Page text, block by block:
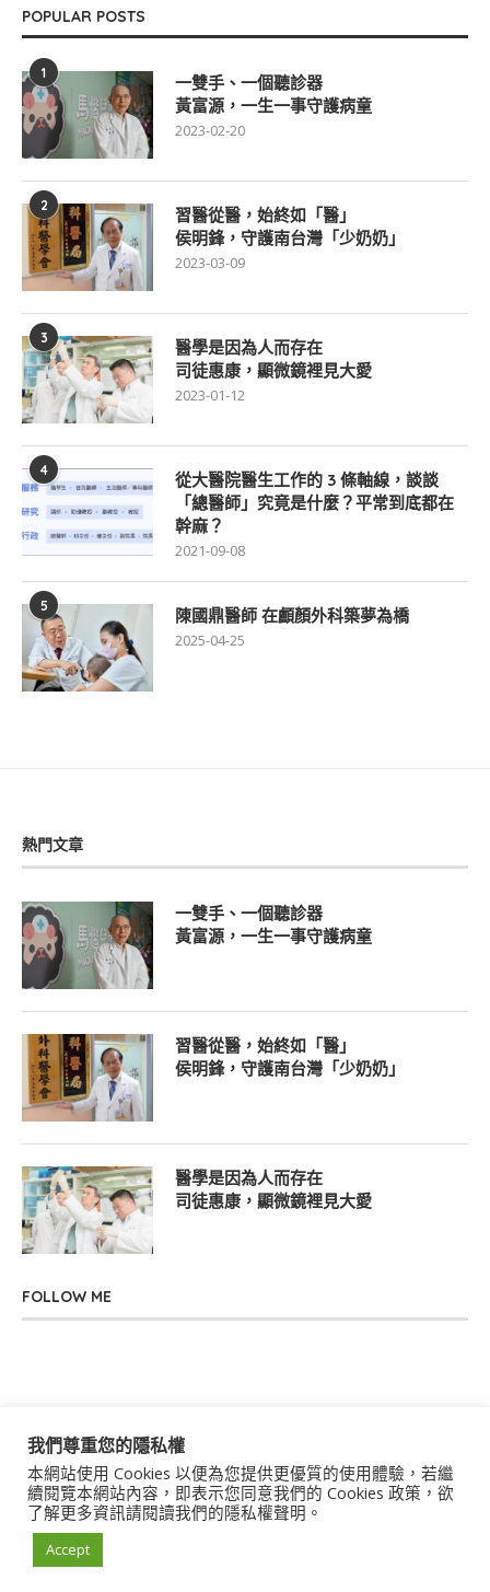
POPULAR POSTS
1
一雙手、一個聽診器
黃富源，一生一事守護病童
2023-02-20
2
習醫從醫，始終如「醫」
侯明鋒，守護南台灣「少奶奶」
2023-03-09
3
醫學是因為人而存在
司徒惠康，顯微鏡裡見大愛
2023-01-12
4
從大醫院醫生工作的 3 條軸線，談談
「總醫師」究竟是什麼？平常到底都在
幹麻？
2021-09-08
5 陳國鼎醫師 在顱顏外科築夢為橋
2025-04-25
熱門文章
一雙手、一個聽診器
黃富源，一生一事守護病童
習醫從醫，始終如「醫」
侯明鋒，守護南台灣「少奶奶」
醫學是因為人而存在
司徒惠康，顯微鏡裡見大愛
FOLLOW ME
關於我們 聯絡我們 服務條款 隱私權政策
著作權聲明 作者群
我們尊重您的隱私權
本網站使用 Cookies 以便為您提供更優質的使用體驗，若繼
續閱覽本網站內容，即表示您同意我們的 Cookies 政策，欲
了解更多資訊請閱讀我們的隱私權聲明。
Accept